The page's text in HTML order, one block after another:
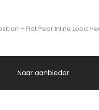
– Flat Pear Inline Lood
Naar aanbieder